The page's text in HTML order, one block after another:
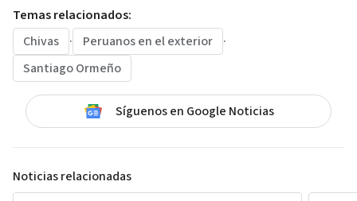
Temas relacionados:
Chivas
· Peruanos en el exterior
·
Santiago Ormeño
Síguenos en Google Noticias
Noticias relacionadas